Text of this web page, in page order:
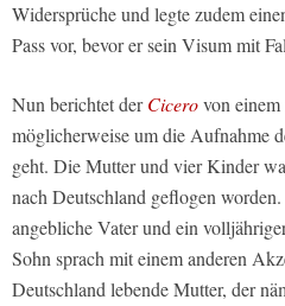
Widersprüche und legte zudem
Pass vor, bevor er sein Visum mit
Nun berichtet derCicerovon
möglicherweise um die Aufnahme
geht. Die Mutter und vier Kinder
nach Deutschland geflogen
angebliche Vater und ein
Sohn sprach mit einem anderen
Deutschland lebende Mutter, der